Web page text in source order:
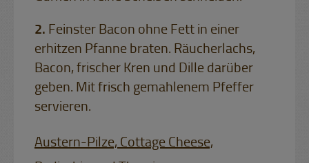
Feinster Bacon ohne Fett in einer
erhitzen Pfanne braten. Räucherlachs,
Bacon, frischer Kren und Dille darüber
geben. Mit frisch gemahlenem Pfeffer
servieren.
Austern-Pilze, Cottage Cheese,